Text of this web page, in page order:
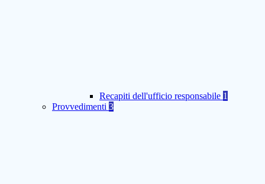
Recapiti dell'ufficio responsabile 1
Provvedimenti 3